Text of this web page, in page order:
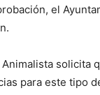
el
solicita
para este tipo